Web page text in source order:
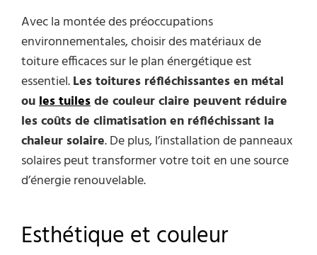
Avec la montée des préoccupations
environnementales, choisir des matériaux de
toiture efficaces sur le plan énergétique est
essentiel.Les toitures réfléchissantes en métal
oules tuilesde couleur claire peuvent réduire
les coûts de climatisation en réfléchissant la
chaleur solaire. De plus, l’installation de panneaux
solaires peut transformer votre toit en une source
d’énergie renouvelable.
Esthétique et couleur